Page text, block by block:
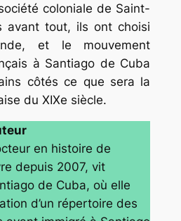
coloniale de Saint-
avant tout, ils ont choisi
et le mouvement
à Santiago de Cuba
côtés ce que sera la
du XIXe siècle.
en histoire de
depuis 2007, vit
de Cuba, où elle
d’un répertoire des